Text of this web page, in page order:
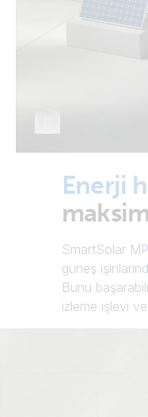
Enerji
SmartSolar
güneş
Bunu
izleme işlevi ve